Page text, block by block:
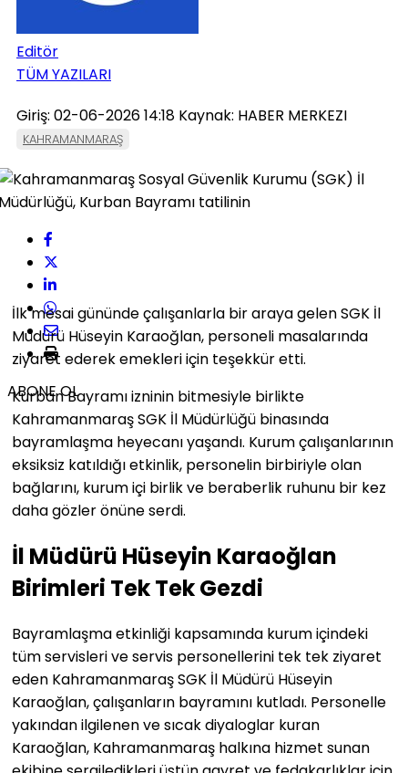
Editör
TÜM YAZILARI
Giriş: 02-06-2026 14:18 Kaynak: HABER MERKEZI
KAHRAMANMARAŞ
ABONE OL
İlk mesai gününde çalışanlarla bir araya gelen SGK İl
Müdürü Hüseyin Karaoğlan, personeli masalarında
ziyaret ederek emekleri için teşekkür etti.
Kurban Bayramı izninin bitmesiyle birlikte
Kahramanmaraş SGK İl Müdürlüğü binasında
bayramlaşma heyecanı yaşandı. Kurum çalışanlarının
eksiksiz katıldığı etkinlik, personelin birbiriyle olan
bağlarını, kurum içi birlik ve beraberlik ruhunu bir kez
daha gözler önüne serdi.
İl Müdürü Hüseyin Karaoğlan
Birimleri Tek Tek Gezdi
Bayramlaşma etkinliği kapsamında kurum içindeki
tüm servisleri ve servis personellerini tek tek ziyaret
eden Kahramanmaraş SGK İl Müdürü Hüseyin
Karaoğlan, çalışanların bayramını kutladı. Personelle
yakından ilgilenen ve sıcak diyaloglar kuran
Karaoğlan, Kahramanmaraş halkına hizmet sunan